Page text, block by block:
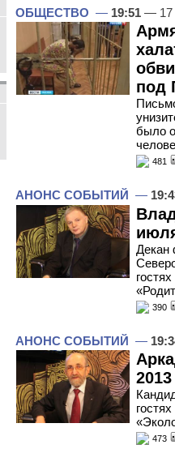
ОБЩЕСТВО — 19:51 — 17
под
было
481
АНОНС СОБЫТИЙ —
Декан
390
АНОНС СОБЫТИЙ —
473